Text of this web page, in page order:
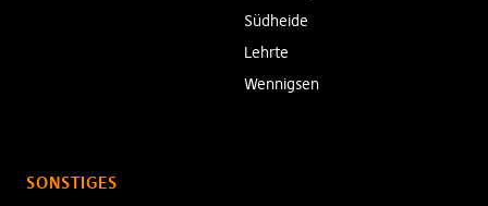
Südheide
Lehrte
Wennigsen
SONSTIGES